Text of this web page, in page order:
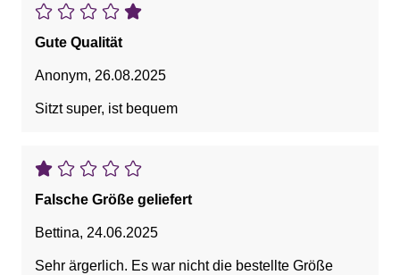
Gute Qualität
Anonym, 26.08.2025
Sitzt super, ist bequem
Falsche Größe geliefert
Bettina, 24.06.2025
Sehr ärgerlich. Es war nicht die bestellte Größe